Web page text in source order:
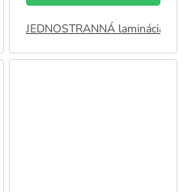
- ANTRACIT
JEDNOSTRANNÁ laminácia